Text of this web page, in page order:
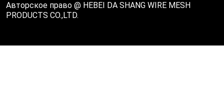
Авторское право @ HEBEI DA SHANG WIRE MESH
PRODUCTS CO.,LTD.